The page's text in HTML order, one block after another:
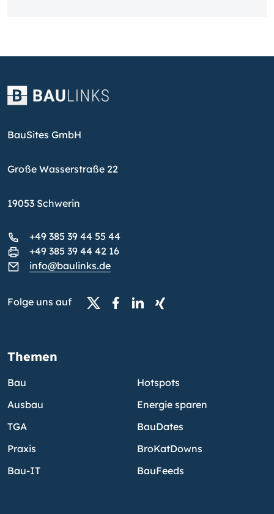
BauSites GmbH
Große Wasserstraße 22
19053 Schwerin
+49 385 39 44 55 44
+49 385 39 44 42 16
info@baulinks.de
Folge uns auf
Themen
Bau
Ausbau
TGA
Praxis
Bau-IT
Hotspots
Energie sparen
BauDates
BroKatDowns
BauFeeds